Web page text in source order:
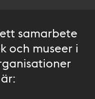
samarbete
och museer i